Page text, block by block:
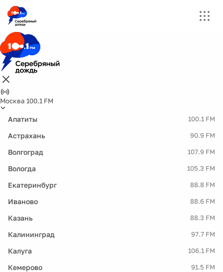
Москва 100.1 FM
Апатиты 100.1 FM
Астрахань 90.9 FM
Волгоград 107.9 FM
Вологда 105.3 FM
Екатеринбург 88.8 FM
Иваново 88.6 FM
Казань 88.3 FM
Калининград 97.7 FM
Калуга 106.1 FM
Кемерово 91.5 FM